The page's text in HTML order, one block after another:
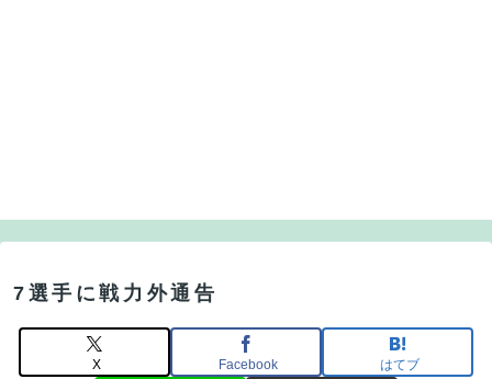
7選手に戦力外通告
X Facebook はてブ